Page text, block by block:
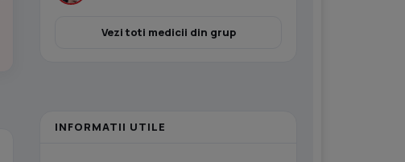
Vezi toti medicii din grup
INFORMATII UTILE